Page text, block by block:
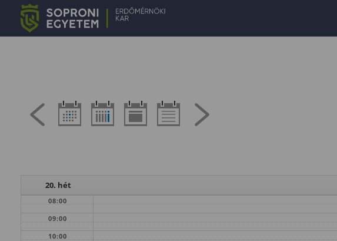
20. hét
08:00
09:00
10:00